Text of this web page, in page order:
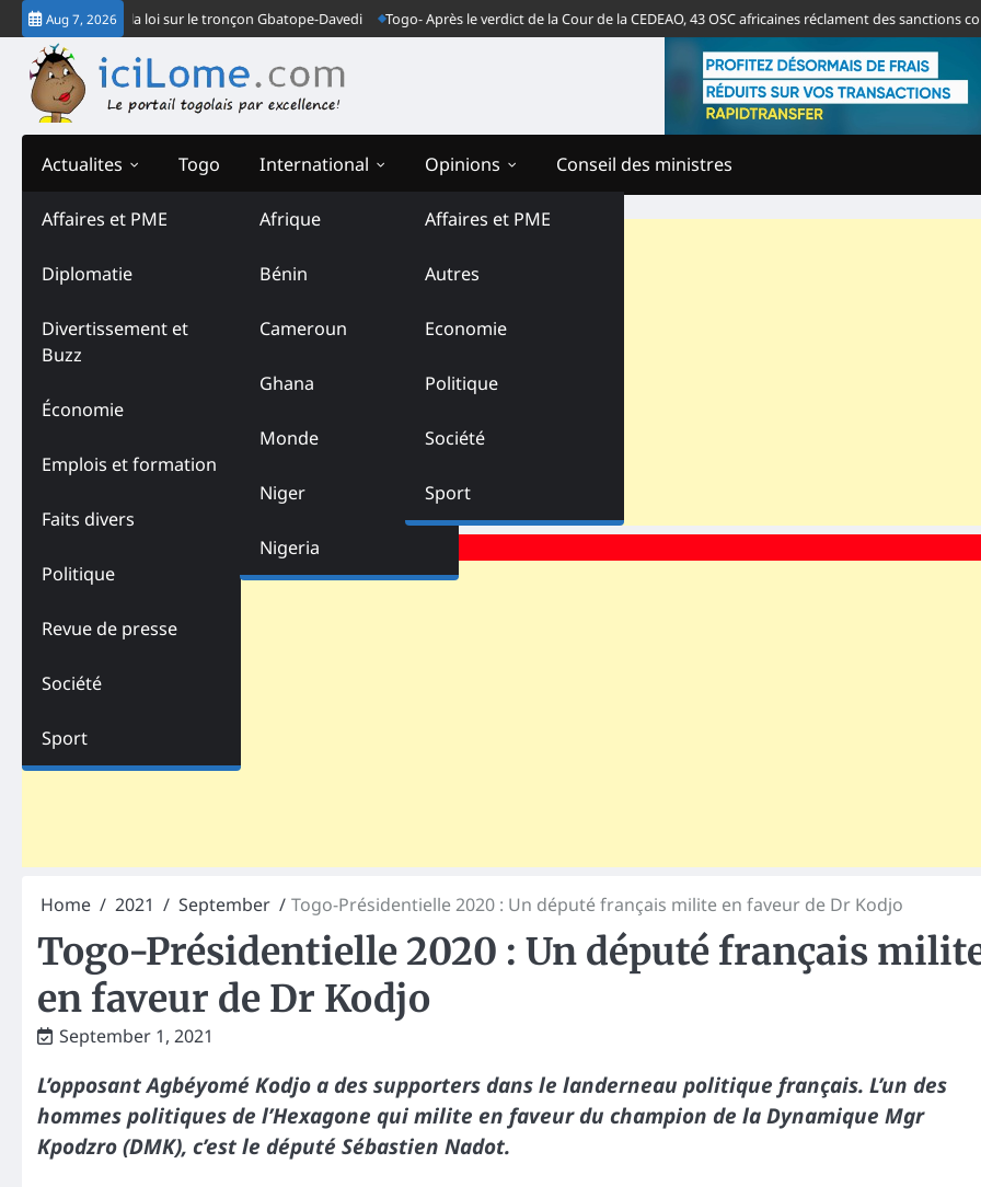
Skip
to
content
Aug 7, 2026
font la loi sur le tronçon Gbatope-Davedi Togo- Après le verdict de la Cour de la CEDEAO, 43 OSC africaines réclament des sanctions contre le
Actualites
Affaires et PME
Diplomatie
Divertissement et
Buzz
Économie
Emplois et formation
Faits divers
Politique
Revue de presse
Société
Sport
Togo International
Afrique
Bénin
Cameroun
Ghana
Monde
Niger
Nigeria
Opinions
Affaires et PME
Autres
Economie
Politique
Société
Sport
Conseil des ministres
Home 2021 September Togo-Présidentielle 2020 : Un député français milite en faveur de Dr Kodjo
Togo-Présidentielle 2020 : Un député français
en faveur de Dr Kodjo
September 1, 2021
L’opposant Agbéyomé Kodjo a des supporters dans le landerneau politique français. L’un des
hommes politiques de l’Hexagone qui milite en faveur du champion de la Dynamique Mgr
Kpodzro (DMK), c’est le député Sébastien Nadot.